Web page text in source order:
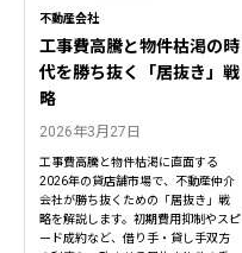
不動産会社
工事費高騰と物件枯渇の時
代を勝ち抜く「居抜き」戦
略
2026年3月27日
工事費高騰と物件枯渇に直面する
2026年の貸店舗市場で、不動産仲介
会社が勝ち抜くための「居抜き」戦
略を解説します。初期費用抑制やスピ
ード成約など、借り手・貸し手双方